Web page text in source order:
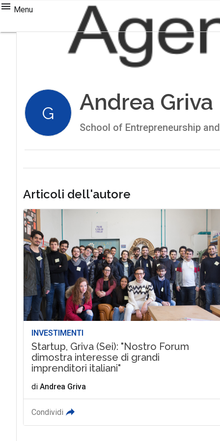
Menu
G Andrea Griva
School of Entrepreneurship
Articoli dell'autore
INVESTIMENTI
Startup, Griva (Sei): "Nostro Forum
dimostra interesse di grandi
imprenditori italiani"
di Andrea Griva
Condividi